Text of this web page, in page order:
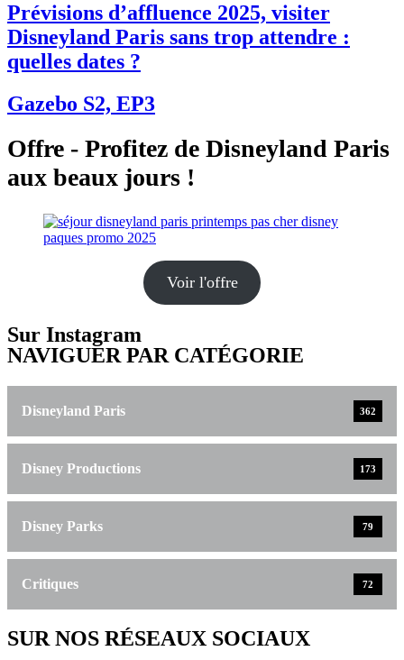
Prévisions d’affluence 2025, visiter
Disneyland Paris sans trop attendre :
quelles dates ?
Gazebo S2, EP3
Offre - Profitez de Disneyland Paris
aux beaux jours !
Voir l'offre
Sur Instagram
NAVIGUER PAR CATÉGORIE
Disneyland Paris 362
Disney Productions 173
Disney Parks 79
Critiques 72
SUR NOS RÉSEAUX SOCIAUX